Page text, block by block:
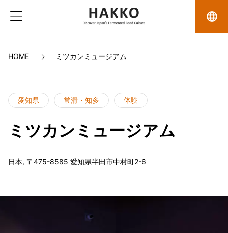
language
HOME ミツカンミュージアム
愛知県 常滑・知多 体験
ミツカンミュージアム
日本, 〒475-8585 愛知県半田市中村町2-6